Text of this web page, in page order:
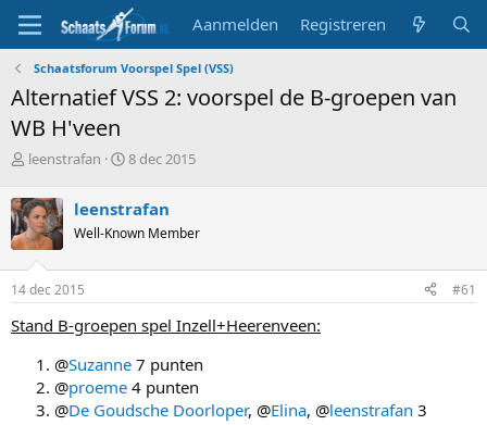
Aanmelden Registreren
Schaatsforum Voorspel Spel (VSS)
Alternatief VSS 2: voorspel de B-groepen van
WB H'veen
T
p
i
c
s
t
a
t
leenstrafan
S
r
t
a
m
8 dec 2015
leenstrafan
Well-Known Member
14 dec 2015 #61
Stand B-groepen spel Inzell+Heerenveen:
@Suzanne 7 punten
@proeme 4 punten
@De Goudsche Doorloper, @Elina, @leenstrafan 3